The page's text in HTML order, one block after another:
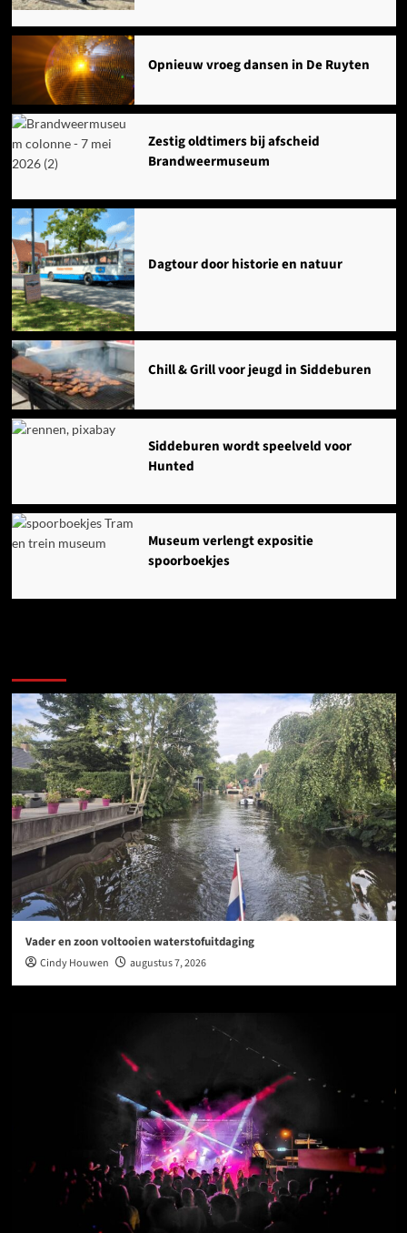
Opnieuw vroeg dansen in De Ruyten
Zestig oldtimers bij afscheid
Brandweermuseum
Dagtour door historie en natuur
Chill & Grill voor jeugd in Siddeburen
Siddeburen wordt speelveld voor
Hunted
Museum verlengt expositie
spoorboekjes
Vader en zoon voltooien waterstofuitdaging
Cindy Houwen augustus 7, 2026